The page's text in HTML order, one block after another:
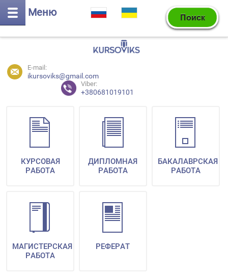
Меню
E-mail:
ikursoviks@gmail.com
Viber:
+380681019101
КУРСОВАЯ
РАБОТА
ДИПЛОМНАЯ
РАБОТА
БАКАЛАВРСКАЯ
РАБОТА
МАГИСТЕРСКАЯ
РАБОТА
РЕФЕРАТ